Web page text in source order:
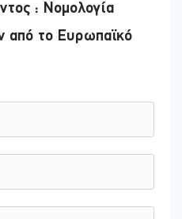
: Νομολογία
από το Ευρωπαϊκό